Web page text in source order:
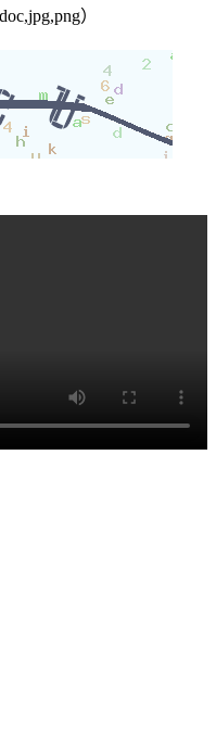
）